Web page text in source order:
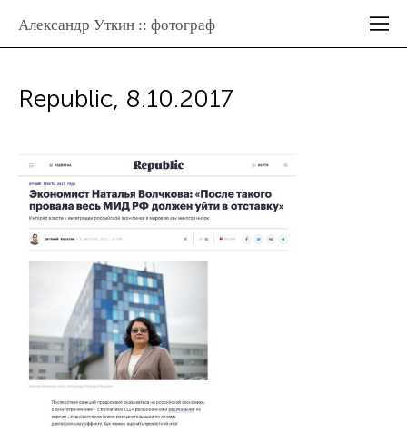
Александр Уткин :: фотограф
Republic, 8.10.2017